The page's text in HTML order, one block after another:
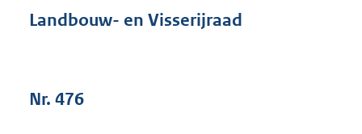
s
Landbouw- en Visserijraad
Nr. 476